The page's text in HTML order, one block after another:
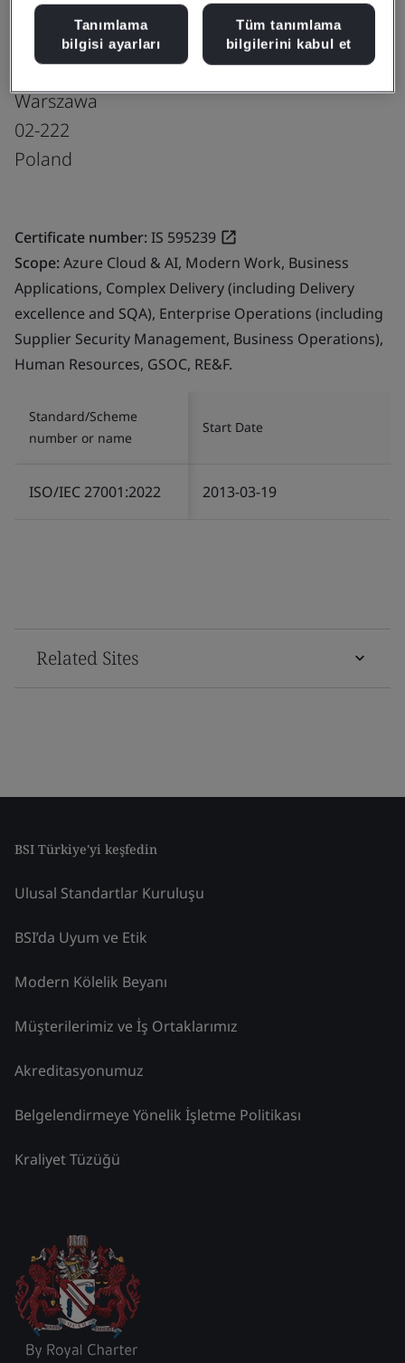
Microsoft Sp. z.o.o
1st floor,
195A Aleje Jerozolimskie
Warszawa
02-222
Poland
Certificate number:IS 595239
Scope:Azure Cloud & AI, Modern Work, Business
Applications, Complex Delivery (including Delivery
excellence and SQA), Enterprise Operations (including
Supplier Security Management, Business Operations),
Human Resources, GSOC, RE&F.
Standard/Scheme
number or name
Start Date
ISO/IEC 27001:2022 2013-03-19
Related Sites
BSI Türkiye'yi keşfedin
Ulusal Standartlar Kuruluşu
BSI’da Uyum ve Etik
Modern Kölelik Beyanı
Müşterilerimiz ve İş Ortaklarımız
Akreditasyonumuz
Belgelendirmeye Yönelik İşletme Politikası
Kraliyet Tüzüğü
Tanımlama
bilgisi ayarları
Tüm tanımlama
bilgilerini kabul et